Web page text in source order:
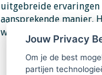
uitgebreide ervaringen
aansprekende manier.
Jouw Privacy
Om je de best
partijen